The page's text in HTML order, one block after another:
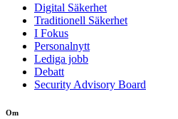
Digital Säkerhet
Traditionell Säkerhet
I Fokus
Personalnytt
Lediga jobb
Debatt
Security Advisory Board
Om